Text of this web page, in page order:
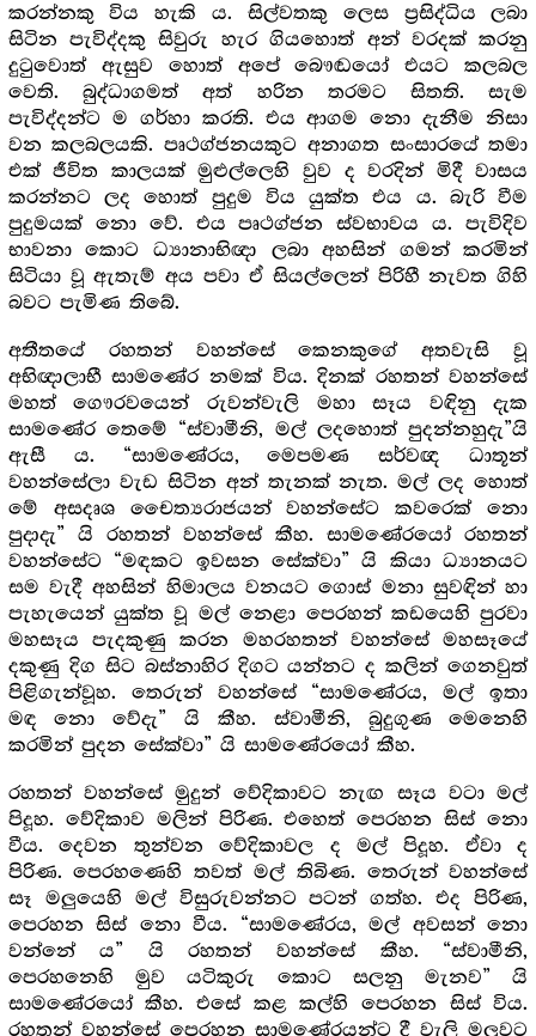
කරන්නකු විය හැකි ය. සිල්වතකු ලෙස ප්‍ර‍සිද්ධිය ලබා
සිටින පැවිද්දකු සිවුරු හැර ගියහොත් අන් වරදක් කරනු
දුටුවොත් ඇසුව හොත් අපේ බෞඬයෝ එයට කලබල
වෙති. බුද්ධාගමත් අත් හරින තරමට සිතති. සැම
පැවිද්දන්ට ම ගර්හා කරති. එය ආගම නො දැනීම නිසා
වන කලබලයකි. පෘථග්ජනයකුට අනාගත සංසාරයේ තමා
එක් ජීවිත කාලයක් මුළුල්ලෙහි වුව ද වරදින් මිදී වාසය
කරන්නට ලද හොත් පුදුම විය යුක්ත එය ය. බැරි වීම
පුදුමයක් නො වේ. එය පෘථග්ජන ස්වභාවය ය. පැවිදිව
භාවනා කොට ධ්‍යානාභිඥා ලබා අහසින් ගමන් කරමින්
සිටියා වූ ඇතැම් අය පවා ඒ සියල්ලෙන් පිරිහී නැවත ගිහි
බවට පැමිණ තිබේ.
අතීතයේ රහතන් වහන්සේ කෙනකුගේ අතවැසි වූ
අභිඥාලාභී සාමණේර නමක් විය. දිනක් රහතන් වහන්සේ
මහත් ගෞරවයෙන් රුවන්වැලි මහා සෑය වඳිනු දැක
සාමණේර තෙමේ “ස්වාමීනි, මල් ලදහොත් පුදන්නහුදැ”යි
ඇසී ය. “සාමණේරය, මෙපමණ සර්වඥ ධාතූන්
වහන්සේලා වැඩ සිටින අන් තැනක් නැත. මල් ලද හොත්
මේ අසදෘශ චෛත්‍යරාජයන් වහන්සේට කවරෙක් නො
පුදාදැ” යි රහතන් වහන්සේ කීහ. සාමණේරයෝ රහතන්
වහන්සේට “මඳකට ඉවසන සේක්වා” යි කියා ධ්‍යානයට
සම වැදී අහසින් හිමාලය වනයට ගොස් මනා සුවඳින් හා
පැහැයෙන් යුක්ත වූ මල් නෙළා පෙරහන් කඩයෙහි පුරවා
මහසෑය පැදකුණු කරන මහරහතන් වහන්සේ මහසෑයේ
දකුණු දිග සිට බස්නාහිර දිගට යන්නට ද කලින් ගෙනවුත්
පිළිගැන්වූහ. තෙරුන් වහන්සේ “සාමණේරය, මල් ඉතා
මඳ නො වේදැ” යි කීහ. ස්වාමීනි, බුදුගුණ මෙනෙහි
කරමින් පුදන සේක්වා” යි සාමණේරයෝ කීහ.
රහතන් වහන්සේ මුදුන් වේදිකාවට නැඟ සෑය වටා මල්
පිදූහ. වේදිකාව මලින් පිරිණ. එහෙත් පෙරහන සිස් නො
වීය. දෙවන තුන්වන වේදිකාවල ද මල් පිදූහ. ඒවා ද
පිරිණ. පෙරහණෙහි තවත් මල් තිබිණ. තෙරුන් වහන්සේ
සෑ මලුයෙහි මල් විසුරුවන්නට පටන් ගත්හ. එද පිරිණ,
පෙරහන සිස් නො වීය. “සාමණේරය, මල් අවසන් නො
වන්නේ ය” යි රහතන් වහන්සේ කීහ. “ස්වාමීනි,
පෙරහනෙහි මුව යටිකුරු කොට සලනු මැනව” යි
සාමණේරයෝ කීහ. එසේ කළ කල්හි පෙරහන සිස් විය.
රහතන් වහන්සේ පෙරහන සාමණේරයන්ට දී වැලි මලුවට